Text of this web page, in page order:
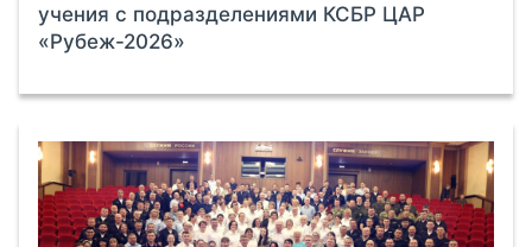
учения с подразделениями КСБР ЦАР
«Рубеж-2026»